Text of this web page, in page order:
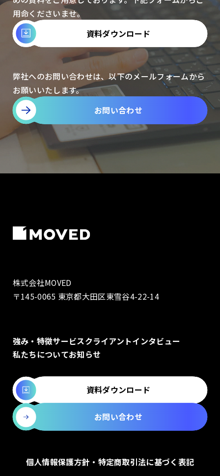
用命くださいませ。
資料ダウンロード
弊社へのお問い合わせは、以下のメールフォームから
お願いいたします。
お問い合わせ
強み・特徴サービスクライアントインタビュー
私たちについてお知らせ
資料ダウンロード
お問い合わせ
個人情報保護方針・特定商取引法に基づく表記
株式会社MOVED
〒145-0065 東京都大田区東雪谷4-22-14